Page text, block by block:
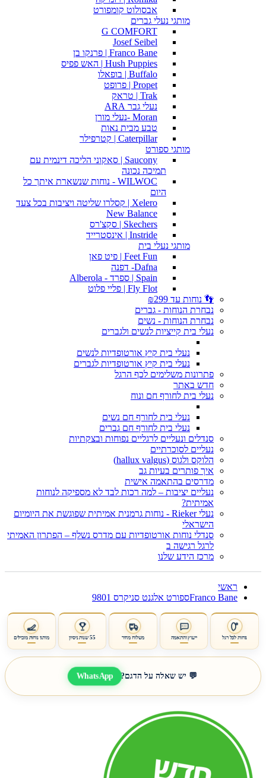
אבסולוט קומפורט
מותגי נעלי גברים
G COMFORT
Josef Seibel
Franco Bane | פרנקו בן
Hush Puppies | האש פפיס
Buffalo | בופאלו
Propet | פרופט
Trak | טראק
נעלי גבר ARA
Moran -נעלי מורן
טבע מבית נאות
Caterpillar | קטרפילר
מותגי ספורט
Saucony | סאקוני הליכה דינמית עם
תמיכה נכונה
WILWOC - נוחות שנשארת איתך כל
היום
Xelero | קסלרו שליטה ויציבות בכל צעד
New Balance
Skechers | סקצ'רס
Instride | אינסטרייד
מותגי נעלי בית
Feet Fun | פיט פאן
Dafna- דפנה
Spain | ספרד - Alberola
Fly Flot | פליי פלוט
👣 נוחות עד ₪299
נבחרת הנוחות - גברים
נבחרת הנוחות - נשים
נעלי בית קייציות לנשים ולגברים
נעלי בית קיץ אורטופדיות לנשים
נעלי בית קיץ אורטופדיות לגברים
פתרונות משלימים לכף הרגל
חדש באתר
נעלי בית לחורף חם ונוח
נעלי בית לחורף חם נשים
נעלי בית לחורף חם גברים
סנדלים ונעליים לרגליים נפוחות ובצקתיות
נעליים לסוכרתיים
הלוקס ולגוס (hallux valgus)
איך פותרים בעיות גב
מדרסים בהתאמה אישית
נעליים יציבות – למה רכות לבד לא מספיקה לנוחות
אמיתית?
נעלי Rieker - נוחות גרמנית אמיתית שפוגשת את היומיום
הישראלי
סנדלי נוחות אורטופדיות עם מדרס נשלף – הפתרון האמיתי
לרגל רגישה ב
מרכז הידע שלנו
ראשי
Franco Baneספורט אלגנט סניקרס 9801
נוחות לכל רגל ייעוץ והתאמה משלוח מהיר 55 שנות ניסיון מותגי נוחות מובילים
💬 יש שאלה על הדגם? WhatsApp